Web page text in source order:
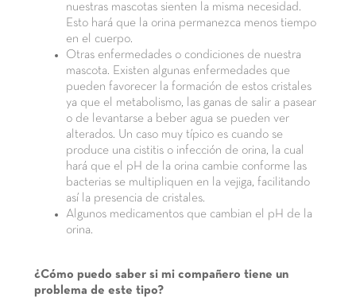
nuestras mascotas sienten la misma necesidad.
Esto hará que la orina permanezca menos tiempo
en el cuerpo.
Otras enfermedades o condiciones de nuestra
mascota. Existen algunas enfermedades que
pueden favorecer la formación de estos cristales
ya que el metabolismo, las ganas de salir a pasear
o de levantarse a beber agua se pueden ver
alterados. Un caso muy típico es cuando se
produce una cistitis o infección de orina, la cual
hará que el pH de la orina cambie conforme las
bacterias se multipliquen en la vejiga, facilitando
así la presencia de cristales.
Algunos medicamentos que cambian el pH de la
orina.
¿Cómo puedo saber si mi compañero tiene un
problema de este tipo?